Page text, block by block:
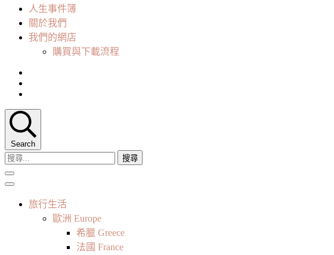
人生事件簿
關於我們
我們的網店
購買與下載流程
Search
搜
尋
關
旅行生活
歐洲 Europe
希臘 Greece
法國 France